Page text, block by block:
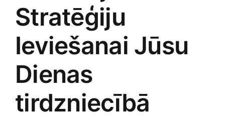
Stratēģiju⁢
Ieviešanai Jūsu
Dienas
tirdzniecībā